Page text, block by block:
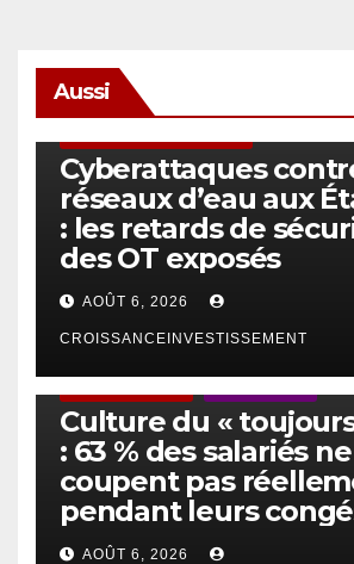
Aussi
Cyberattaques
réseaux d’eau aux
: les retards de
des OT exposés
AOÛT 6, 2026
CROISSANCEINVESTISSEMENT
Culture du «
: 63 % des salariés ne
coupent pas
pendant leurs
AOÛT 6, 2026